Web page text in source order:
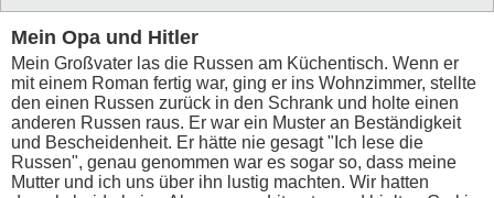
Mein Opa und Hitler
Mein Großvater las die Russen am Küchentisch. Wenn er
mit einem Roman fertig war, ging er ins Wohnzimmer, stellte
den einen Russen zurück in den Schrank und holte einen
anderen Russen raus. Er war ein Muster an Beständigkeit
und Bescheidenheit. Er hätte nie gesagt "Ich lese die
Russen", genau genommen war es sogar so, dass meine
Mutter und ich uns über ihn lustig machten. Wir hatten